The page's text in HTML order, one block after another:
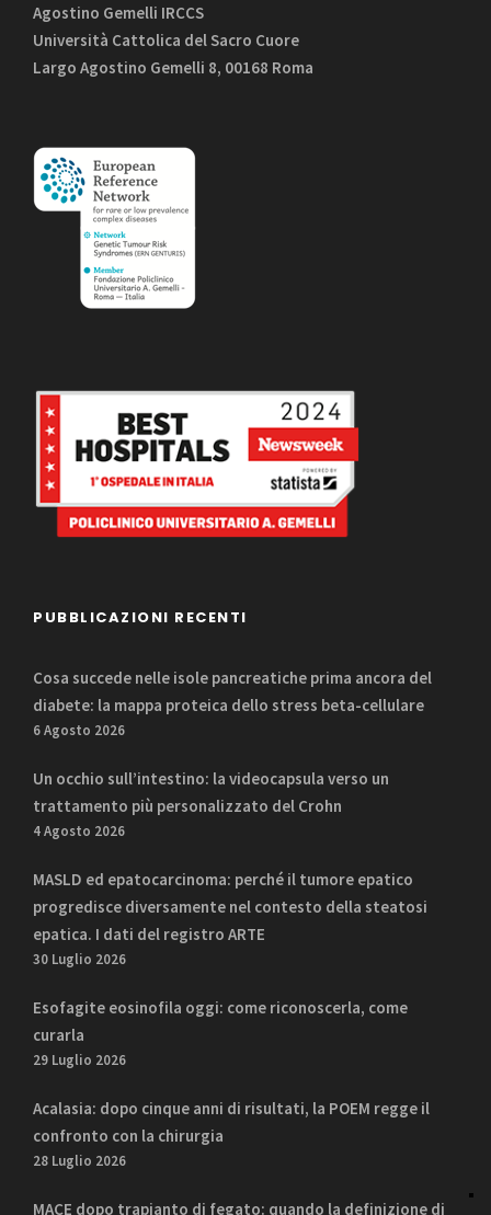
Agostino Gemelli IRCCS
Università Cattolica del Sacro Cuore
Largo Agostino Gemelli 8, 00168 Roma
PUBBLICAZIONI RECENTI
Cosa succede nelle isole pancreatiche prima ancora del
diabete: la mappa proteica dello stress beta-cellulare
6 Agosto 2026
Un occhio sull’intestino: la videocapsula verso un
trattamento più personalizzato del Crohn
4 Agosto 2026
MASLD ed epatocarcinoma: perché il tumore epatico
progredisce diversamente nel contesto della steatosi
epatica. I dati del registro ARTE
30 Luglio 2026
Esofagite eosinofila oggi: come riconoscerla, come
curarla
29 Luglio 2026
Acalasia: dopo cinque anni di risultati, la POEM regge il
confronto con la chirurgia
28 Luglio 2026
MACE dopo trapianto di fegato: quando la definizione di